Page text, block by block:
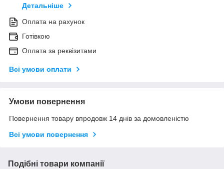
Детальніше
Оплата на рахунок
Готівкою
Оплата за реквізитами
Всі умови оплати
Умови повернення
Повернення товару впродовж 14 днів за домовленістю
Всі умови повернення
Подібні товари компанії